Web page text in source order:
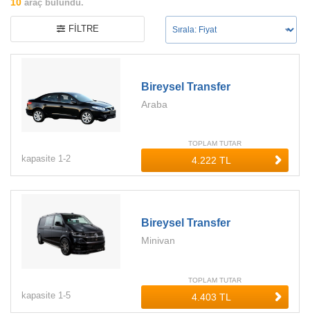
araç bulundu.
FILTRE
Bireysel Transfer
Araba
kapasite 1-2
TOPLAM TUTAR
Bireysel Transfer
Minivan
kapasite 1-5
TOPLAM TUTAR